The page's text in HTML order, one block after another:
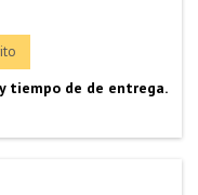
tiempo de de entrega.